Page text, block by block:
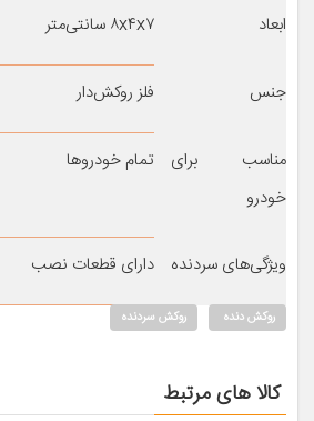
ابعاد ۸x۴x۷ سانتی‌متر
جنس فلز روکش‌دار
مناسب برای
خودرو
تمام خودروها
ویژگی‌های سردنده دارای قطعات نصب
روکش دنده روکش سردنده
کالا های مرتبط